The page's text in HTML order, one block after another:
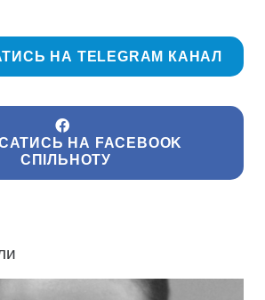
НА TELEGRAM КАНАЛ
НА FACEBOOK
СПІЛЬНОТУ